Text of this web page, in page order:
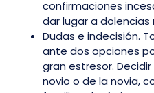
confirmaciones
dar lugar a dolencias
Dudas e indecisión.
ante dos opciones
gran estresor.
novio o de la novia,